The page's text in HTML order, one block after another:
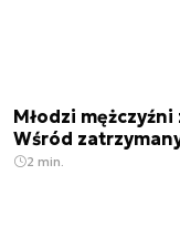
Młodzi
Wśród
2 min.